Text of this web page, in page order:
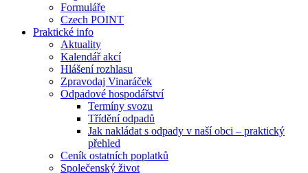
Formuláře
Czech POINT
Praktické info
Aktuality
Kalendář akcí
Hlášení rozhlasu
Zpravodaj Vinaráček
Odpadové hospodářství
Termíny svozu
Třídění odpadů
Jak nakládat s odpady v naší obci – praktický
přehled
Ceník ostatních poplatků
Společenský život